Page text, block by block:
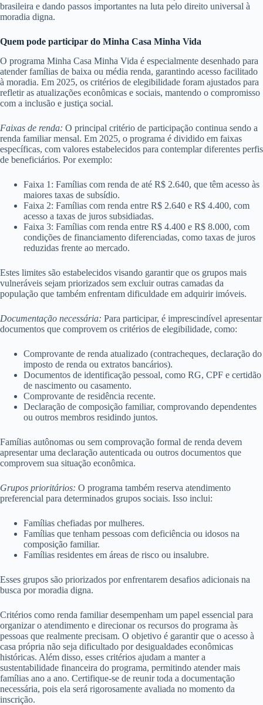
brasileira e dando passos importantes na luta pelo direito universal à
moradia digna.
Quem pode participar do Minha Casa Minha Vida
O programa Minha Casa Minha Vida é especialmente desenhado para
atender famílias de baixa ou média renda, garantindo acesso facilitado
à moradia. Em 2025, os critérios de elegibilidade foram ajustados para
refletir as atualizações econômicas e sociais, mantendo o compromisso
com a inclusão e justiça social.
Faixas de renda: O principal critério de participação continua sendo a
renda familiar mensal. Em 2025, o programa é dividido em faixas
específicas, com valores estabelecidos para contemplar diferentes perfis
de beneficiários. Por exemplo:
Faixa 1: Famílias com renda de até R$ 2.640, que têm acesso às
maiores taxas de subsídio.
Faixa 2: Famílias com renda entre R$ 2.640 e R$ 4.400, com
acesso a taxas de juros subsidiadas.
Faixa 3: Famílias com renda entre R$ 4.400 e R$ 8.000, com
condições de financiamento diferenciadas, como taxas de juros
reduzidas frente ao mercado.
Estes limites são estabelecidos visando garantir que os grupos mais
vulneráveis sejam priorizados sem excluir outras camadas da
população que também enfrentam dificuldade em adquirir imóveis.
Documentação necessária: Para participar, é imprescindível apresentar
documentos que comprovem os critérios de elegibilidade, como:
Comprovante de renda atualizado (contracheques, declaração do
imposto de renda ou extratos bancários).
Documentos de identificação pessoal, como RG, CPF e certidão
de nascimento ou casamento.
Comprovante de residência recente.
Declaração de composição familiar, comprovando dependentes
ou outros membros residindo juntos.
Famílias autônomas ou sem comprovação formal de renda devem
apresentar uma declaração autenticada ou outros documentos que
comprovem sua situação econômica.
Grupos prioritários: O programa também reserva atendimento
preferencial para determinados grupos sociais. Isso inclui:
Famílias chefiadas por mulheres.
Famílias que tenham pessoas com deficiência ou idosos na
composição familiar.
Famílias residentes em áreas de risco ou insalubre.
Esses grupos são priorizados por enfrentarem desafios adicionais na
busca por moradia digna.
Critérios como renda familiar desempenham um papel essencial para
organizar o atendimento e direcionar os recursos do programa às
pessoas que realmente precisam. O objetivo é garantir que o acesso à
casa própria não seja dificultado por desigualdades econômicas
históricas. Além disso, esses critérios ajudam a manter a
sustentabilidade financeira do programa, permitindo atender mais
famílias ano a ano. Certifique-se de reunir toda a documentação
necessária, pois ela será rigorosamente avaliada no momento da
inscrição.